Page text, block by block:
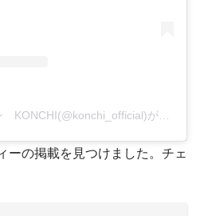
ーの掲載を見つけました。チェ